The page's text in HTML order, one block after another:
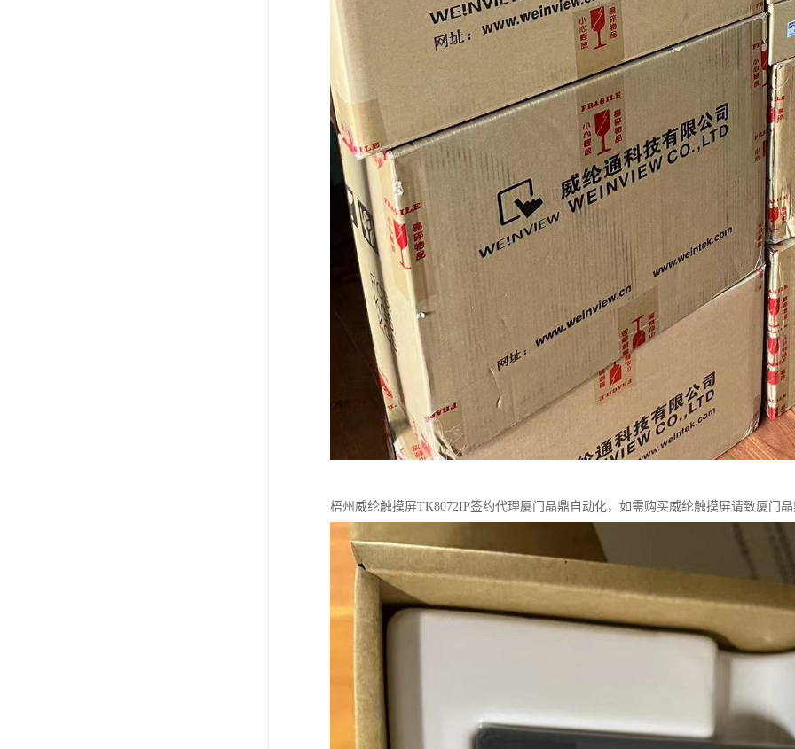
梧州威纶触摸屏TK8072IP签约代理厦门晶鼎自动化，如需购买威纶触摸屏请致厦门